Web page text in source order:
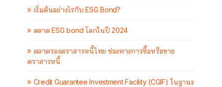
เริ่มต้นอย่างไรกับ ESG Bond?
ตลาด ESG bond โลกในปี 2024
ตลาดรองตราสารหนี้ไทย ช่องทางการซื้อหรือขาย
ตราสารหนี้
Credit Guarantee Investment Facility (CGIF) ในฐานะ